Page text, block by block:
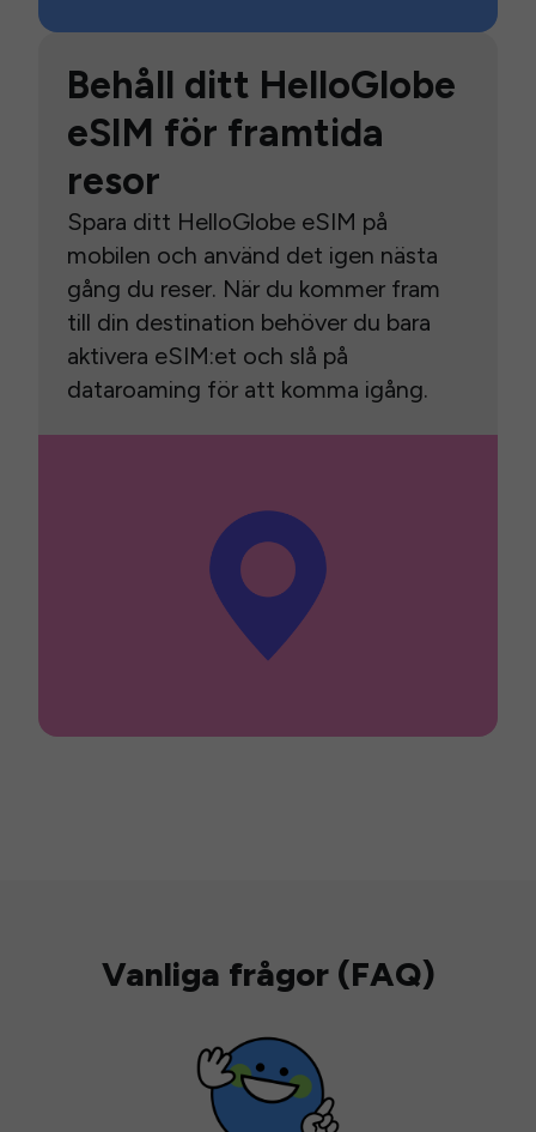
Behåll ditt HelloGlobe
eSIM för framtida
resor
Spara ditt HelloGlobe eSIM på
mobilen och använd det igen nästa
gång du reser. När du kommer fram
till din destination behöver du bara
aktivera eSIM:et och slå på
dataroaming för att komma igång.
Vanliga frågor (FAQ)